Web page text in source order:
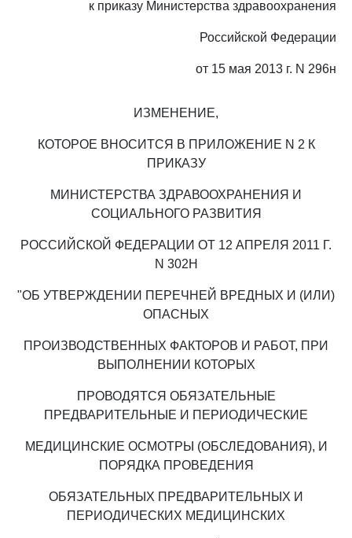
к приказу Министерства здравоохранения
Российской Федерации
от 15 мая 2013 г. N 296н
ИЗМЕНЕНИЕ,
КОТОРОЕ ВНОСИТСЯ В ПРИЛОЖЕНИЕ N 2 К
ПРИКАЗУ
МИНИСТЕРСТВА ЗДРАВООХРАНЕНИЯ И
СОЦИАЛЬНОГО РАЗВИТИЯ
РОССИЙСКОЙ ФЕДЕРАЦИИ ОТ 12 АПРЕЛЯ 2011 Г.
N 302Н
"ОБ УТВЕРЖДЕНИИ ПЕРЕЧНЕЙ ВРЕДНЫХ И (ИЛИ)
ОПАСНЫХ
ПРОИЗВОДСТВЕННЫХ ФАКТОРОВ И РАБОТ, ПРИ
ВЫПОЛНЕНИИ КОТОРЫХ
ПРОВОДЯТСЯ ОБЯЗАТЕЛЬНЫЕ
ПРЕДВАРИТЕЛЬНЫЕ И ПЕРИОДИЧЕСКИЕ
МЕДИЦИНСКИЕ ОСМОТРЫ (ОБСЛЕДОВАНИЯ), И
ПОРЯДКА ПРОВЕДЕНИЯ
ОБЯЗАТЕЛЬНЫХ ПРЕДВАРИТЕЛЬНЫХ И
ПЕРИОДИЧЕСКИХ МЕДИЦИНСКИХ